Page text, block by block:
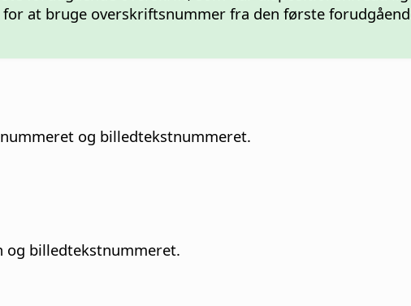
at bruge overskriftsnummer fra den første
og billedtekstnummeret.
og billedtekstnummeret.